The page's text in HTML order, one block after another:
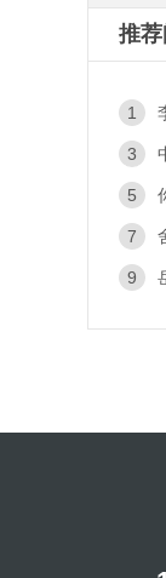
推
1
3
5
7
9